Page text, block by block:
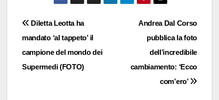
Navigazione
articoli
Andrea Dal Corso
pubblica la foto
dell’incredibile
cambiamento: ‘Ecco
com’ero’
Diletta Leotta ha
mandato ‘al tappeto’ il
campione del mondo dei
Supermedi (FOTO)